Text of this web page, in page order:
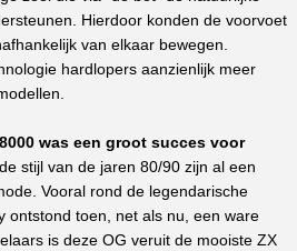
Hierdoor konden de voorvoet
van elkaar bewegen.
hardlopers aanzienlijk meer
was een groot succes voor
stijl van de jaren 80/90 zijn al een
Vooral rond de legendarische
ontstond toen, net als nu, een ware
is deze OG veruit de mooiste ZX